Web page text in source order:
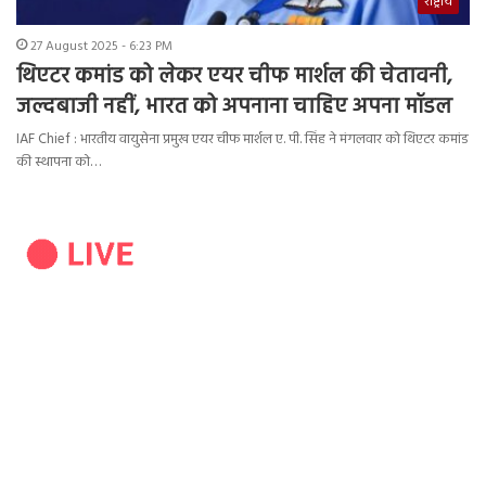
27 August 2025 - 6:23 PM
थिएटर कमांड को लेकर एयर चीफ मार्शल की चेतावनी,
जल्दबाजी नहीं, भारत को अपनाना चाहिए अपना मॉडल
IAF Chief : भारतीय वायुसेना प्रमुख एयर चीफ मार्शल ए. पी. सिंह ने मंगलवार को थिएटर कमांड
की स्थापना को…